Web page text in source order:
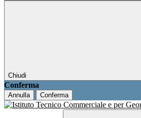
Chiudi
Conferma
Annulla Conferma